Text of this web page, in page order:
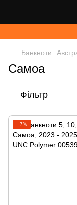
Банкноти
Самоа
Фільтр
−7%